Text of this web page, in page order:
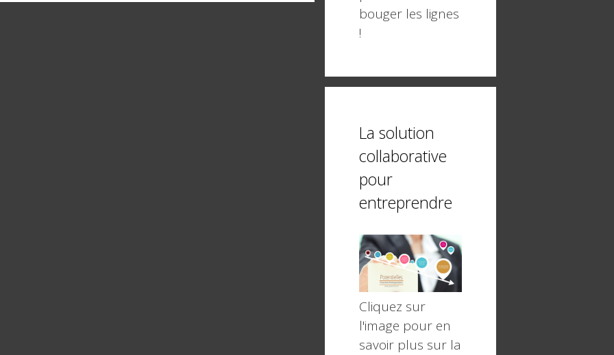
bouger les lignes
!
La solution
collaborative
pour
entreprendre
Cliquez sur
l'image pour en
savoir plus sur la